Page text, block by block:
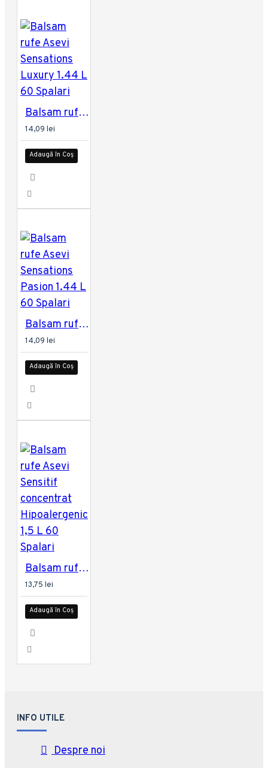
Balsam rufe Asevi Sensations Luxury 1.44 L 60 Spalari
14,09 lei
Adaugă în Coș
Balsam rufe Asevi Sensations Pasion 1.44 L 60 Spalari
14,09 lei
Adaugă în Coș
Balsam rufe Asevi Sensitif concentrat Hipoalergenic 1,5 L 60 Spalari
13,75 lei
Adaugă în Coș
INFO UTILE
Despre noi